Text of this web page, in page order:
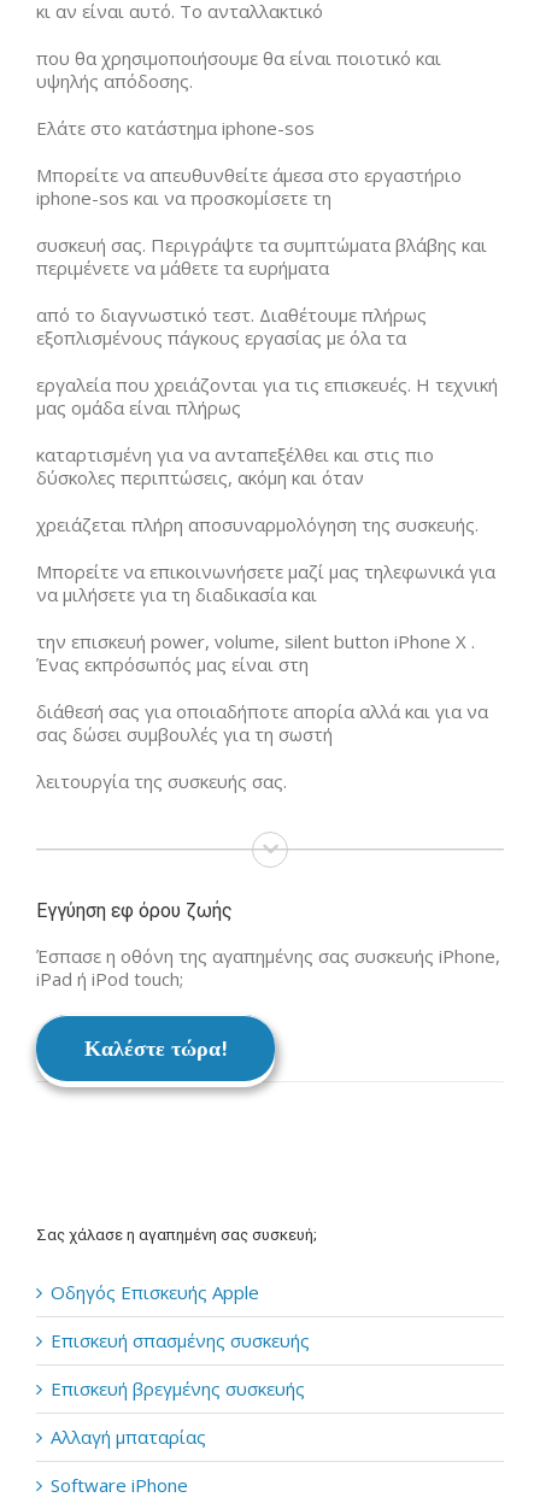
κι αν είναι αυτό. Το ανταλλακτικό
που θα χρησιμοποιήσουμε θα είναι ποιοτικό και
υψηλής απόδοσης.
Ελάτε στο κατάστημα iphone-sos
Μπορείτε να απευθυνθείτε άμεσα στο εργαστήριο
iphone-sos και να προσκομίσετε τη
συσκευή σας. Περιγράψτε τα συμπτώματα βλάβης και
περιμένετε να μάθετε τα ευρήματα
από το διαγνωστικό τεστ. Διαθέτουμε πλήρως
εξοπλισμένους πάγκους εργασίας με όλα τα
εργαλεία που χρειάζονται για τις επισκευές. Η τεχνική
μας ομάδα είναι πλήρως
καταρτισμένη για να ανταπεξέλθει και στις πιο
δύσκολες περιπτώσεις, ακόμη και όταν
χρειάζεται πλήρη αποσυναρμολόγηση της συσκευής.
Μπορείτε να επικοινωνήσετε μαζί μας τηλεφωνικά για
να μιλήσετε για τη διαδικασία και
την επισκευή power, volume, silent button iPhone X .
Ένας εκπρόσωπός μας είναι στη
διάθεσή σας για οποιαδήποτε απορία αλλά και για να
σας δώσει συμβουλές για τη σωστή
λειτουργία της συσκευής σας.
Εγγύηση εφ όρου ζωής
Έσπασε η οθόνη της αγαπημένης σας συσκευής iPhone,
iPad ή iPod touch;
Καλέστε τώρα!
Σας χάλασε η αγαπημένη σας συσκευή;
Οδηγός Επισκευής Apple
Επισκευή σπασμένης συσκευής
Επισκευή βρεγμένης συσκευής
Αλλαγή μπαταρίας
Software iPhone